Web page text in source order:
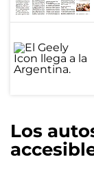
Los